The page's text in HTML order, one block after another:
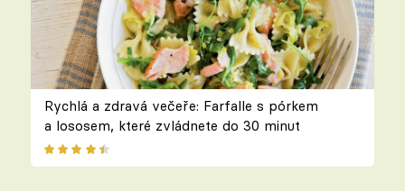
Rychlá a zdravá večeře: Farfalle s pórkem
a lososem, které zvládnete do 30 minut